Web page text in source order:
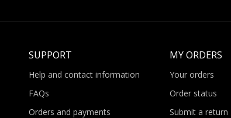
SUPPORT
Help and contact information
FAQs
Orders and payments
MY ORDERS
Your orders
Order status
Submit a return